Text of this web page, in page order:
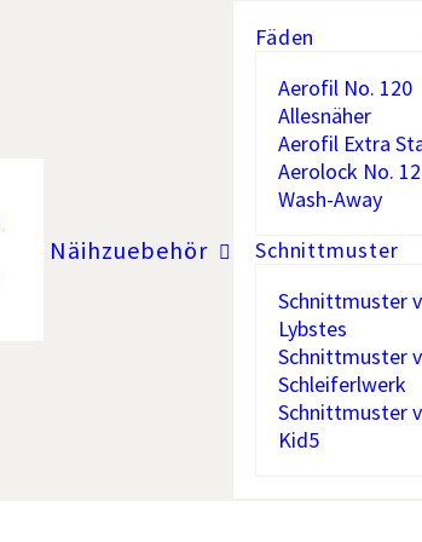
Näihzuebehör
Fäden
Aerofil No. 120
Allesnäher
Aerofil Extra
Aerolock No.
Wash-Away
Schnittmuster
Schnittmuster
Lybstes
Schnittmuster
Schleiferlwerk
Schnittmuster
Kid5